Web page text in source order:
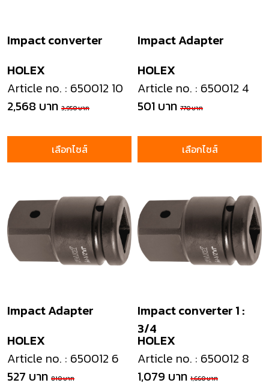
HOLEX
Impact converter
Article no. : 650012 10
2,568 บาท 3,950 บาท
เลือกไซส์
HOLEX
Impact Adapter
Article no. : 650012 4
501 บาท 770 บาท
เลือกไซส์
HOLEX
Impact Adapter
Article no. : 650012 6
527 บาท 810 บาท
HOLEX
Impact converter 1 :
3/4
Article no. : 650012 8
1,079 บาท 1,660 บาท